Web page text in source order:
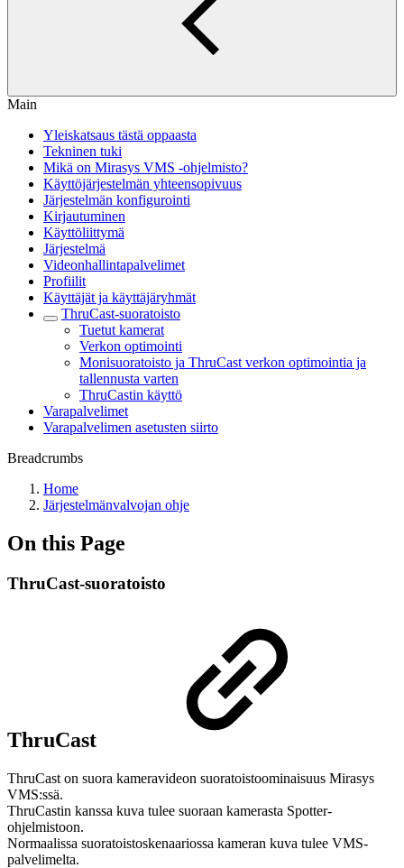
Main
Yleiskatsaus tästä oppaasta
Tekninen tuki
Mikä on Mirasys VMS -ohjelmisto?
Käyttöjärjestelmän yhteensopivuus
Järjestelmän konfigurointi
Kirjautuminen
Käyttöliittymä
Järjestelmä
Videonhallintapalvelimet
Profiilit
Käyttäjät ja käyttäjäryhmät
ThruCast-suoratoisto
Tuetut kamerat
Verkon optimointi
Monisuoratoisto ja ThruCast verkon optimointia ja
tallennusta varten
ThruCastin käyttö
Varapalvelimet
Varapalvelimen asetusten siirto
Breadcrumbs
Home
Järjestelmänvalvojan ohje
On this Page
ThruCast-suoratoisto
ThruCast
ThruCast on suora kameravideon suoratoistoominaisuus Mirasys
VMS:ssä.
ThruCastin kanssa kuva tulee suoraan kamerasta Spotter-
ohjelmistoon.
Normaalissa suoratoistoskenaariossa kameran kuva tulee VMS-
palvelimelta.